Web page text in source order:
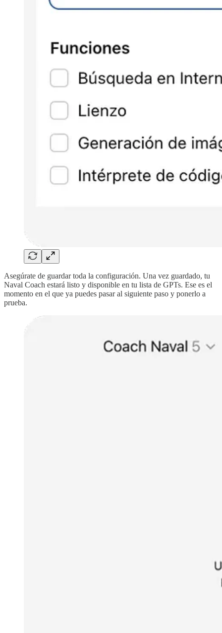
Asegúrate de guardar toda la configuración. Una vez guardado, tu
Naval Coach estará listo y disponible en tu lista de GPTs. Ese es el
momento en el que ya puedes pasar al siguiente paso y ponerlo a
prueba.